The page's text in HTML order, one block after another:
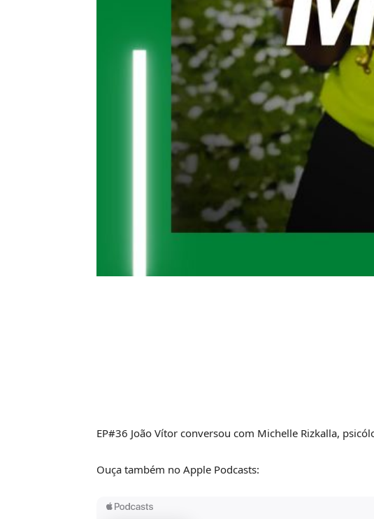
EP#36 João Vítor conversou com Michelle Rizkalla,
Ouça também no Apple Podcasts: